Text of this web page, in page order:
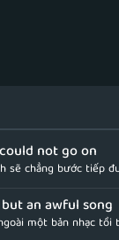
not go on
sẽ chẳng bước tiếp
an awful song
một bản nhạc tồi